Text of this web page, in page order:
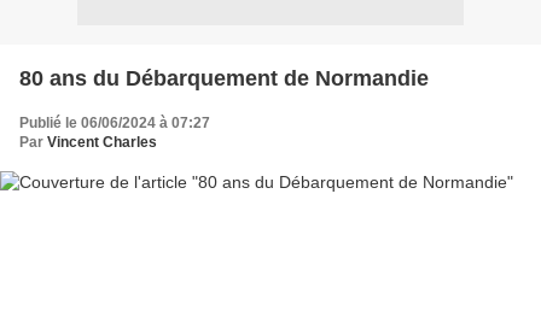
80 ans du Débarquement de Normandie
Publié le 06/06/2024 à 07:27
Par Vincent Charles